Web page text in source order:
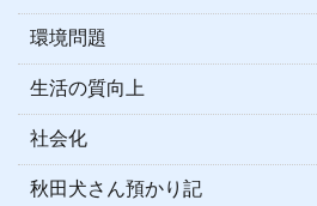
環境問題
生活の質向上
社会化
秋田犬さん預かり記